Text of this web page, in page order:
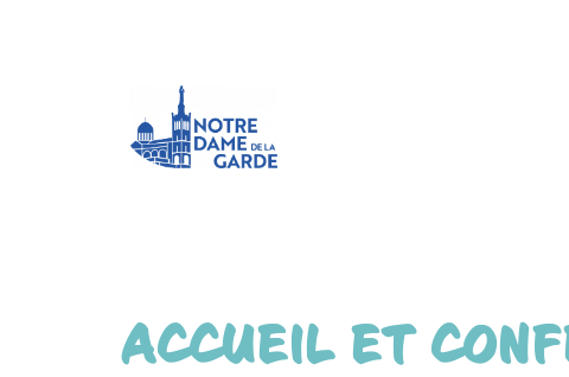
ACCUEIL ET